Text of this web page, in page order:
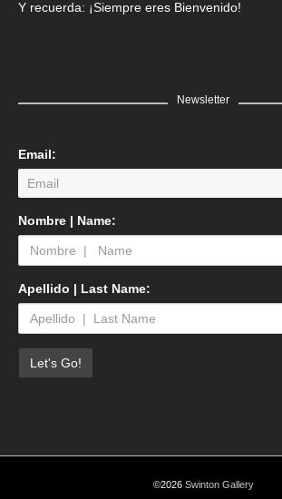
Y recuerda: ¡Siempre eres Bienvenido!
Newsletter
Email:
Nombre | Name:
Apellido | Last Name:
©2026 Swinton Gallery